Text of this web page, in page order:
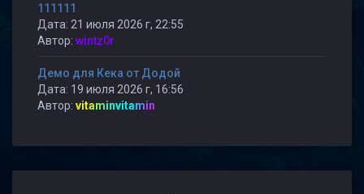
111111
Дата: 21 июля 2026 г, 22:55
Автор: wintz0r
Демо для Кека от Додой
Дата: 19 июля 2026 г, 16:56
Автор: vitaminvitamin